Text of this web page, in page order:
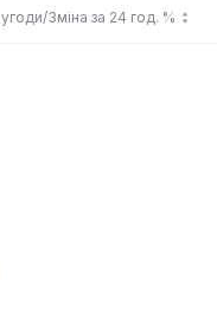
угоди/Зміна за 24 год. %